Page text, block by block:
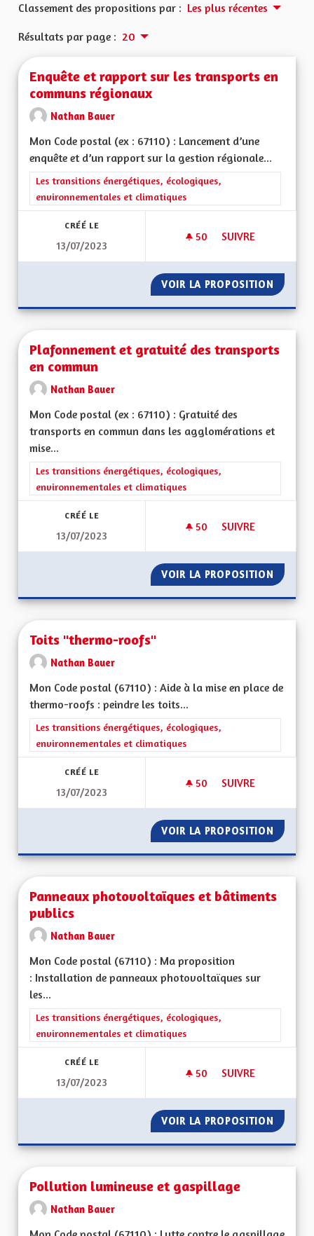
Classement des propositions par : Les plus récentes
Résultats par page : 20
Enquête et rapport sur les transports en
communs régionaux
Nathan Bauer
Mon Code postal (ex : 67110) : Lancement d’une
enquête et d’un rapport sur la gestion régionale...
Filtrer les résultats de la catégorie : Les transitions
Les transitions énergétiques, écologiques,
environnementales et climatiques
CRÉÉ LE
13/07/2023
50 50 ABONNÉS
SUIVRE
VOIR LA PROPOSITION
Plafonnement et gratuité des transports
en commun
Nathan Bauer
Mon Code postal (ex : 67110) : Gratuité des
transports en commun dans les agglomérations et
mise...
Filtrer les résultats de la catégorie : Les transitions
Les transitions énergétiques, écologiques,
environnementales et climatiques
CRÉÉ LE
13/07/2023
50 50 ABONNÉS
SUIVRE
VOIR LA PROPOSITION
Toits "thermo-roofs"
Nathan Bauer
Mon Code postal (67110) : Aide à la mise en place de
thermo-roofs : peindre les toits...
Filtrer les résultats de la catégorie : Les transitions
Les transitions énergétiques, écologiques,
environnementales et climatiques
CRÉÉ LE
13/07/2023
50 50 ABONNÉS
SUIVRE
VOIR LA PROPOSITION TOITS
Panneaux photovoltaïques et bâtiments
publics
Nathan Bauer
Mon Code postal (67110) : Ma proposition
: Installation de panneaux photovoltaïques sur
les...
Filtrer les résultats de la catégorie : Les transitions
Les transitions énergétiques, écologiques,
environnementales et climatiques
CRÉÉ LE
13/07/2023
50 50 ABONNÉS
SUIVRE
VOIR LA PROPOSITION
Pollution lumineuse et gaspillage
Nathan Bauer